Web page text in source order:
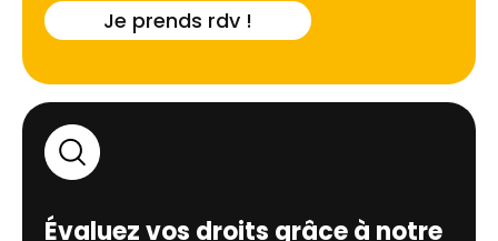
Je prends rdv !
Évaluez vos droits grâce à notre